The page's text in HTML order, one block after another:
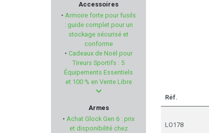
FORSTER PRODUCTS
BETTINSOLI
2A ARMAMENT
TAURUS
BIRCHWOOD-CASEY
Accessoires
• Armoire forte pour fusils
: guide complet pour un
stockage sécurisé et
conforme
• Cadeaux de Noël pour
Tireurs Sportifs : 5
Équipements Essentiels
et 100 % en Vente Libre
Armes
• Achat Glock Gen 6 : prix
et disponibilité chez
Réf.
LO178